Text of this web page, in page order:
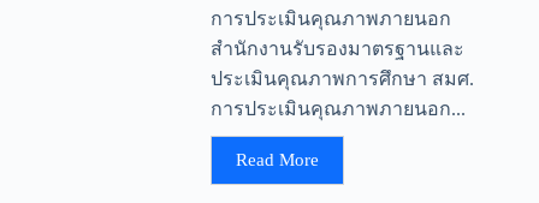
การประเมินคุณภาพภายนอก
สำนักงานรับรองมาตรฐานและ
ประเมินคุณภาพการศึกษา สมศ.
การประเมินคุณภาพภายนอก...
Read More